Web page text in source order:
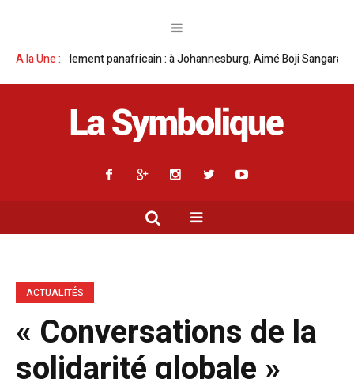
A la Une :
: à Johannesburg, Aimé Boji Sangara multiplie les plaidoyers en
ACTUALITÉS
« Conversations de la
solidarité globale »